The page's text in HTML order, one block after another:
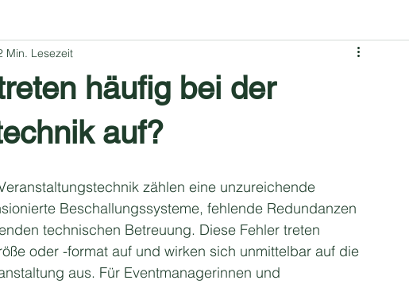
häufig bei der
auf?
Min. Lesezeit
zählen eine unzureichende
Beschallungssysteme, fehlende Redundanzen
technischen Betreuung. Diese Fehler treten
oder -format auf und wirken sich unmittelbar auf die
aus. Für Eventmanagerinnen und